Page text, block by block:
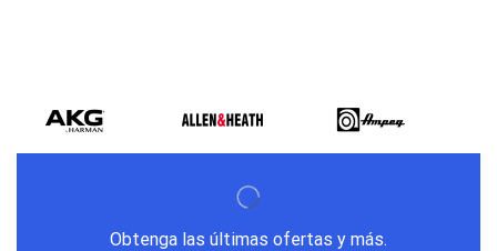
Obtenga las últimas ofertas y más.